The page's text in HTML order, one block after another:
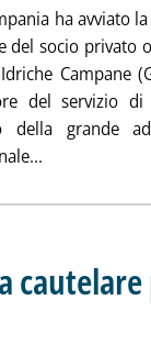
ha avviato
del socio privato
Campane
del servizio
della grande
dal Comune di
14 ottobre 2025 alle